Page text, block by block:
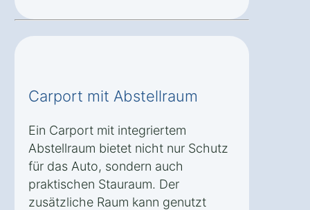
Carport mit Abstellraum
Ein Carport mit integriertem
Abstellraum bietet nicht nur Schutz
für das Auto, sondern auch
praktischen Stauraum. Der
zusätzliche Raum kann genutzt